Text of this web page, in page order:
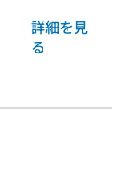
詳細を見
る